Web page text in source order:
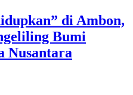
di Ambon,
Bumi
Nusantara